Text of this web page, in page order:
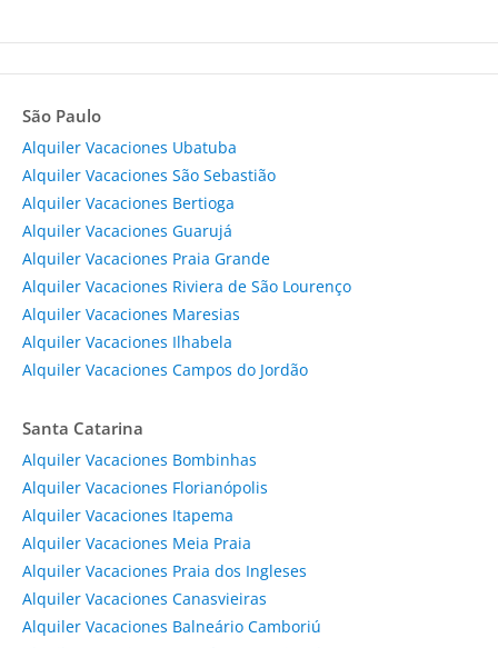
São Paulo
Alquiler Vacaciones Ubatuba
Alquiler Vacaciones São Sebastião
Alquiler Vacaciones Bertioga
Alquiler Vacaciones Guarujá
Alquiler Vacaciones Praia Grande
Alquiler Vacaciones Riviera de São Lourenço
Alquiler Vacaciones Maresias
Alquiler Vacaciones Ilhabela
Alquiler Vacaciones Campos do Jordão
Santa Catarina
Alquiler Vacaciones Bombinhas
Alquiler Vacaciones Florianópolis
Alquiler Vacaciones Itapema
Alquiler Vacaciones Meia Praia
Alquiler Vacaciones Praia dos Ingleses
Alquiler Vacaciones Canasvieiras
Alquiler Vacaciones Balneário Camboriú